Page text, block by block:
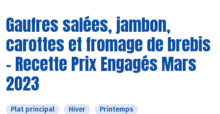
Gaufres salées, jambon,
carottes et fromage de brebis
- Recette Prix Engagés Mars
2023
Plat principal Hiver Printemps